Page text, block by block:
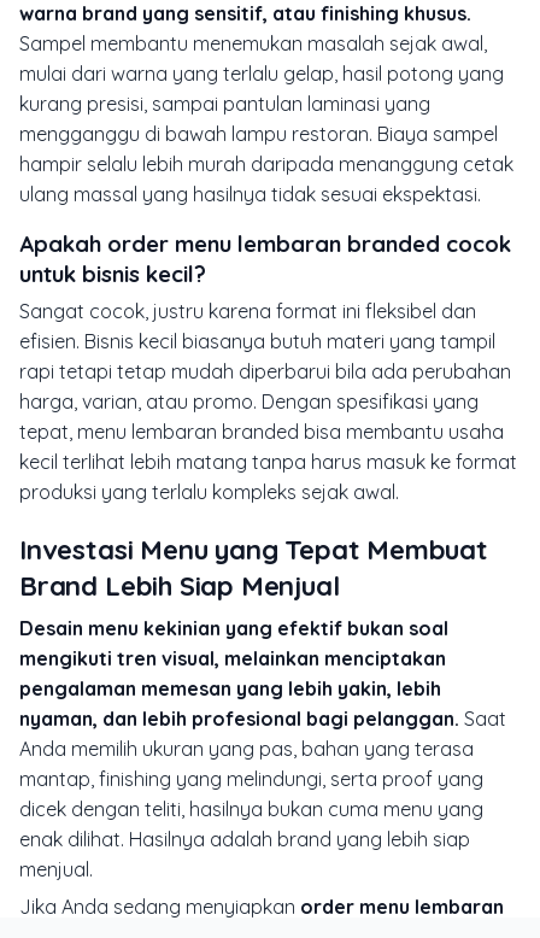
warna brand yang sensitif, atau finishing khusus.
Sampel membantu menemukan masalah sejak awal,
mulai dari warna yang terlalu gelap, hasil potong yang
kurang presisi, sampai pantulan laminasi yang
mengganggu di bawah lampu restoran. Biaya sampel
hampir selalu lebih murah daripada menanggung cetak
ulang massal yang hasilnya tidak sesuai ekspektasi.
Apakah order menu lembaran branded cocok
untuk bisnis kecil?
Sangat cocok, justru karena format ini fleksibel dan
efisien. Bisnis kecil biasanya butuh materi yang tampil
rapi tetapi tetap mudah diperbarui bila ada perubahan
harga, varian, atau promo. Dengan spesifikasi yang
tepat, menu lembaran branded bisa membantu usaha
kecil terlihat lebih matang tanpa harus masuk ke format
produksi yang terlalu kompleks sejak awal.
Investasi Menu yang Tepat Membuat
Brand Lebih Siap Menjual
Desain menu kekinian yang efektif bukan soal
mengikuti tren visual, melainkan menciptakan
pengalaman memesan yang lebih yakin, lebih
nyaman, dan lebih profesional bagi pelanggan. Saat
Anda memilih ukuran yang pas, bahan yang terasa
mantap, finishing yang melindungi, serta proof yang
dicek dengan teliti, hasilnya bukan cuma menu yang
enak dilihat. Hasilnya adalah brand yang lebih siap
menjual.
Jika Anda sedang menyiapkan order menu lembaran